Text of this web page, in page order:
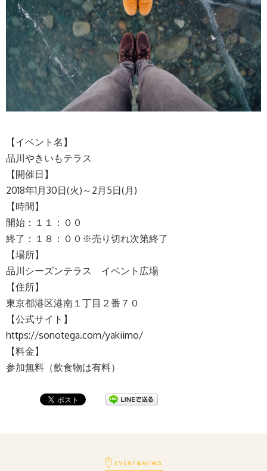
【イベント名】
品川やきいもテラス
【開催日】
2018年1月30日(火)～2月5日(月)
【時間】
開始：１１：００
終了：１８：００※売り切れ次第終了
【場所】
品川シーズンテラス イベント広場
【住所】
東京都港区港南１丁目２番７０
【公式サイト】
https://sonotega.com/yakiimo/
【料金】
参加無料（飲食物は有料）